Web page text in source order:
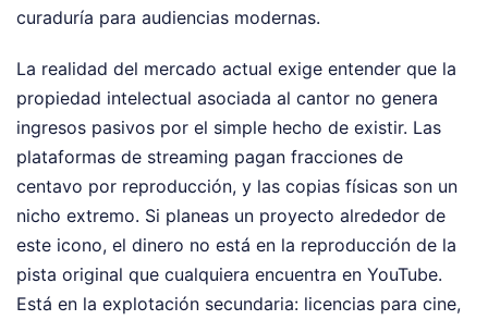
curaduría para audiencias modernas.
La realidad del mercado actual exige entender que la
propiedad intelectual asociada al cantor no genera
ingresos pasivos por el simple hecho de existir. Las
plataformas de streaming pagan fracciones de
centavo por reproducción, y las copias físicas son un
nicho extremo. Si planeas un proyecto alrededor de
este icono, el dinero no está en la reproducción de la
pista original que cualquiera encuentra en YouTube.
Está en la explotación secundaria: licencias para cine,